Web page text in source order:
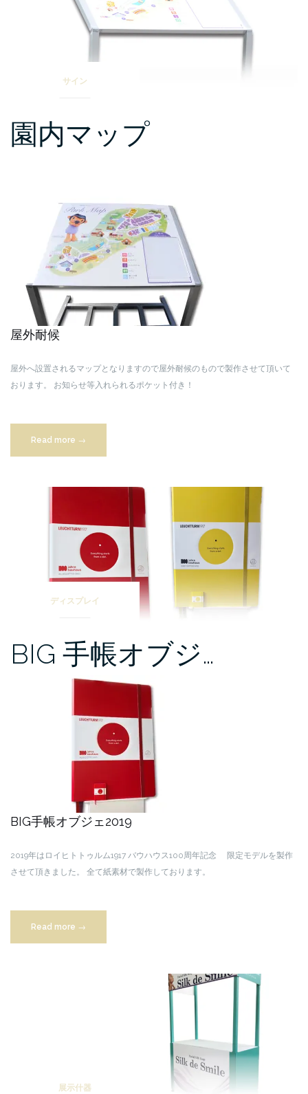
サイン
園内マップ
屋外耐候
屋外へ設置されるマップとなりますので屋外耐候のもので製作させて頂いて
おります。
お知らせ等入れられるポケット付き！
Read more “園
内
ッ
→
ディスプレイ
BIG 手帳オブジ…
BIG手帳オブジェ2019
2019年はロイヒトトゥルム1917 バウハウス100周年記念
限定モデルを製作
させて頂きました。
全て紙素材で製作しております。
Read more “BIG
手
→
展示什器